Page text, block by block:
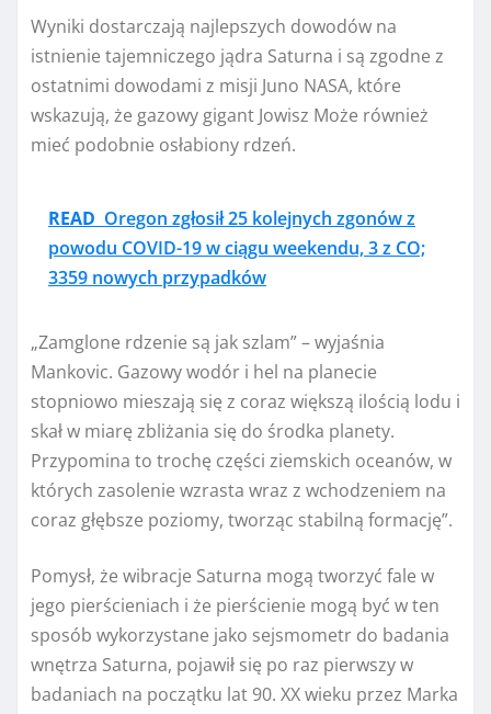
Wyniki dostarczają najlepszych dowodów na
istnienie tajemniczego jądra Saturna i są zgodne z
ostatnimi dowodami z misji Juno NASA, które
wskazują, że gazowy gigant Jowisz Może również
mieć podobnie osłabiony rdzeń.
READ Oregon zgłosił 25 kolejnych zgonów z
powodu COVID-19 w ciągu weekendu, 3 z CO;
3359 nowych przypadków
„Zamglone rdzenie są jak szlam” – wyjaśnia
Mankovic. Gazowy wodór i hel na planecie
stopniowo mieszają się z coraz większą ilością lodu i
skał w miarę zbliżania się do środka planety.
Przypomina to trochę części ziemskich oceanów, w
których zasolenie wzrasta wraz z wchodzeniem na
coraz głębsze poziomy, tworząc stabilną formację”.
Pomysł, że wibracje Saturna mogą tworzyć fale w
jego pierścieniach i że pierścienie mogą być w ten
sposób wykorzystane jako sejsmometr do badania
wnętrza Saturna, pojawił się po raz pierwszy w
badaniach na początku lat 90. XX wieku przez Marka